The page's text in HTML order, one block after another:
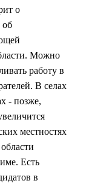
о
об
Можно
работу в
В селах
- позже,
местностях
Есть
в